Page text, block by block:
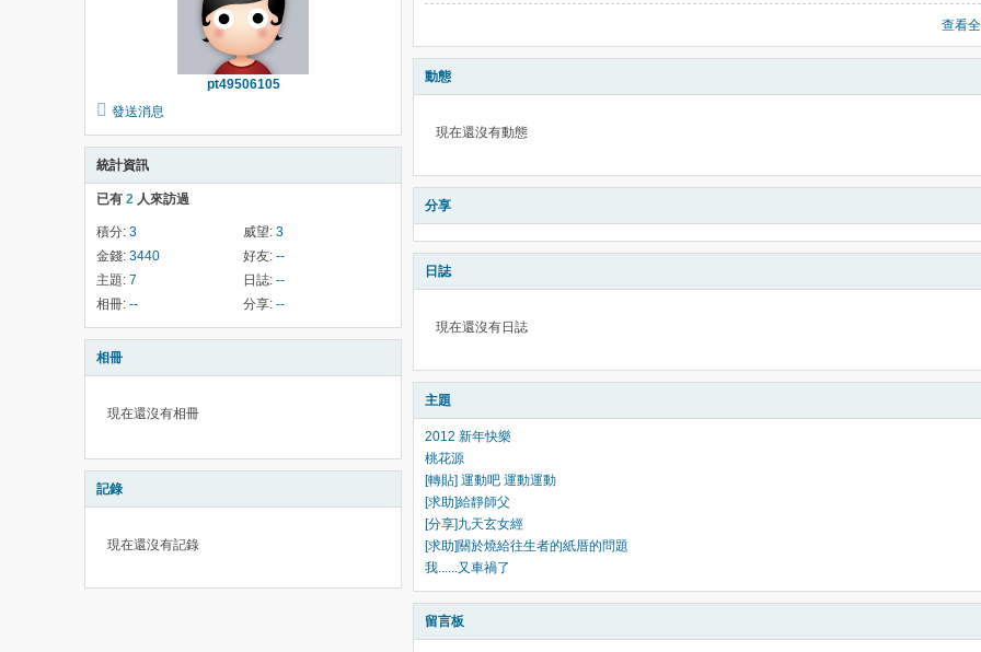
pt49506105
發送消息
統計資訊
已有 2 人來訪過
積分: 3 威望: 3
金錢: 3440 好友: --
主題: 7 日誌: --
相冊: -- 分享: --
相冊
現在還沒有相冊
記錄
現在還沒有記錄
查看
動態
現在還沒有動態
分享
日誌
現在還沒有日誌
主題
2012 新年快樂
桃花源
[轉貼] 運動吧 運動運動
[求助]給靜師父
[分享]九天玄女經
[求助]關於燒給往生者的紙厝的問題
我......又車禍了
留言板